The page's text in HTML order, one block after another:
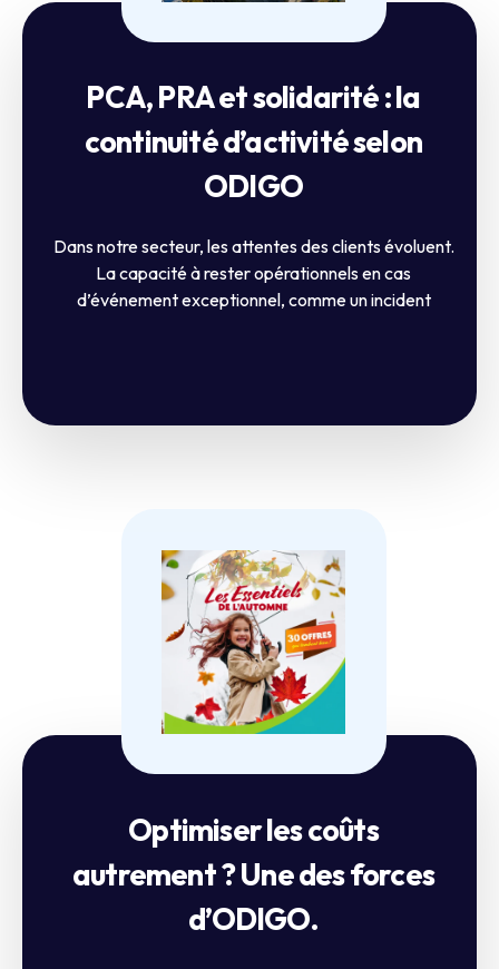
PCA, PRA et solidarité : la
continuité d’activité selon
ODIGO
Dans notre secteur, les attentes des clients évoluent.
La capacité à rester opérationnels en cas
d’événement exceptionnel, comme un incident
Optimiser les coûts
autrement ? Une des forces
d’ODIGO.